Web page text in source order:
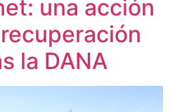
una acción
la DANA